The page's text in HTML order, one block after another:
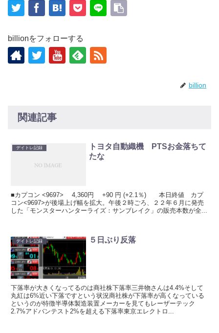
billionをフォローする
billion
関連記事
デイトレ記録
トヨタ自動織機 PTSお金落ちて
たな
■カプコン <9697> 4,360円 +90 円 (+2.1％) 本日終値 カプ
コン<9697>が後場上げ幅を拡大。午後２時ごろ、２２年６月に発売
した「モンスターハンターライズ：サンブレイク」の販売本数が全...
デイトレ記録 ５日ぶり反落
下落率が大きくなってるのは商社株下落率三井物さんは4.4%そして
丸紅は6%近い下落ですという状況商社株が下落率が高くなっている
というのが特徴半導体製造装置メーカーを見てもレーザーテック
2.7%アドバンテスト2%を超える下落率東京エレクトロ...